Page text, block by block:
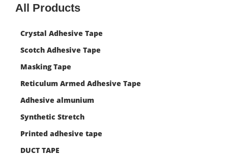
All Products
Crystal Adhesive Tape
Scotch Adhesive Tape
Masking Tape
Reticulum Armed Adhesive Tape
Adhesive almunium
Synthetic Stretch
Printed adhesive tape
DUCT TAPE